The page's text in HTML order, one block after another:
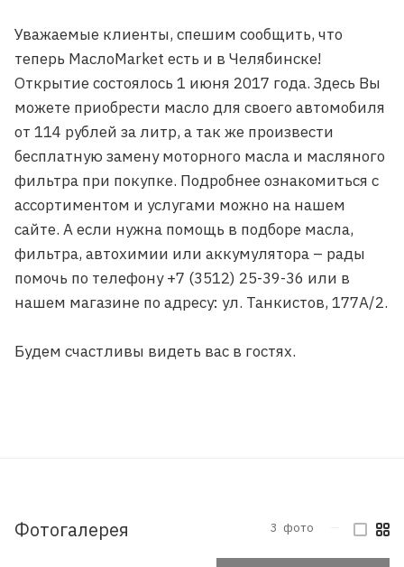
Уважаемые клиенты, спешим сообщить, что
теперь МаслоMarket есть и в Челябинске!
Открытие состоялось 1 июня 2017 года. Здесь Вы
можете приобрести масло для своего автомобиля
от 114 рублей за литр, а так же произвести
бесплатную замену моторного масла и масляного
фильтра при покупке. Подробнее ознакомиться с
ассортиментом и услугами можно на нашем
сайте. А если нужна помощь в подборе масла,
фильтра, автохимии или аккумулятора – рады
помочь по телефону +7 (3512) 25-39-36 или в
нашем магазине по адресу: ул. Танкистов, 177А/2.
Будем счастливы видеть вас в гостях.
Фотогалерея 3 фото